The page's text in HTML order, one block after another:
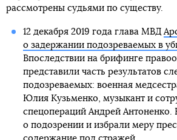
рассмотрены судьями по существу.
12 декабря 2019 года глава МВД
о задержании подозреваемых в
Впоследствии на брифинге
представили часть результатов
подозреваемых: военная
Юлия Кузьменко, музыкант и
спецопераций Андрей
о подозрении и избрали меру